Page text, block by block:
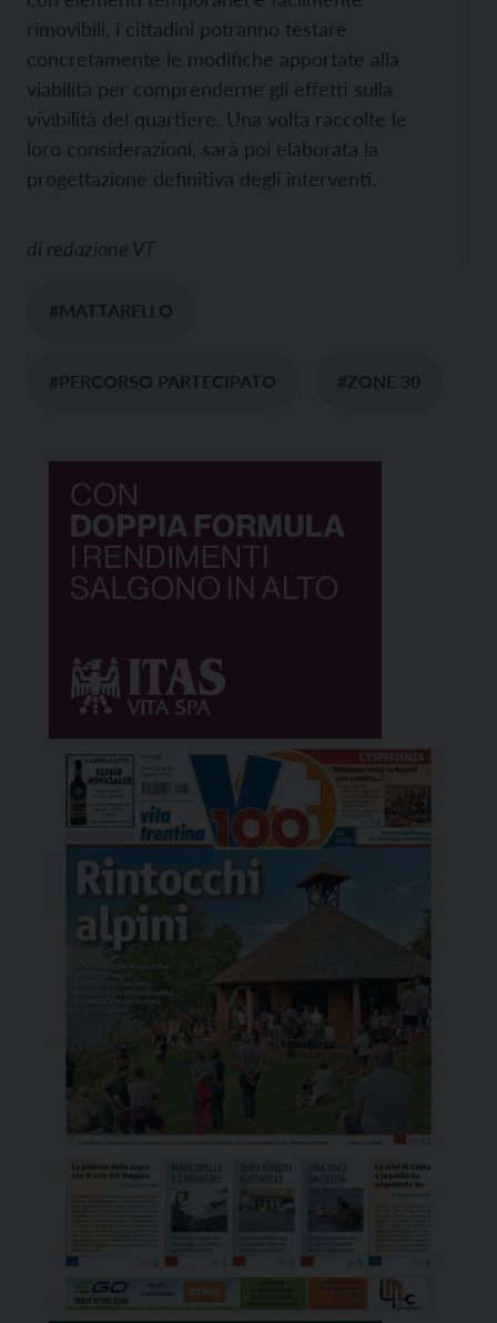
rimovibili, i cittadini potranno testare
concretamente le modifiche apportate alla
viabilità per comprenderne gli effetti sulla
vivibilità del quartiere. Una volta raccolte le
loro considerazioni, sarà poi elaborata la
progettazione definitiva degli interventi.
di redazione VT
#MATTARELLO
#PERCORSO PARTECIPATO #ZONE 30